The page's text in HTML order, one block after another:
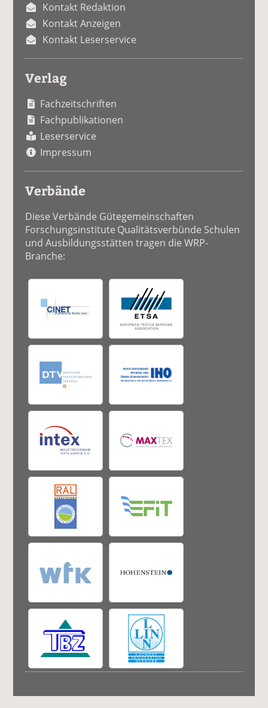
Kontakt Redaktion
Kontakt Anzeigen
Kontakt Leserservice
Verlag
Fachzeitschriften
Fachpublikationen
Leserservice
Impressum
Verbände
Diese Verbände Gütegemeinschaften
Forschungsinstitute Qualitätsverbünde Schulen
und Ausbildungsstätten tragen die WRP-
Branche: